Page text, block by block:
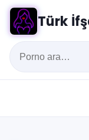
Türk